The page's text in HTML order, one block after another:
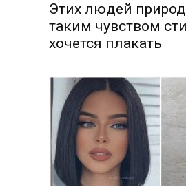
Этих людей
таким чувством
хочется плакать